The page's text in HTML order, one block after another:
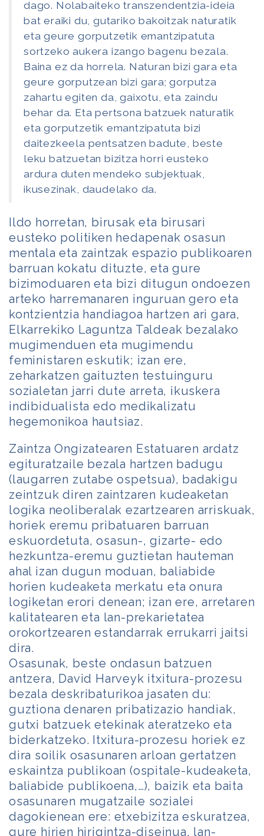
dago. Nolabaiteko transzendentzia-ideia
bat eraiki du, gutariko bakoitzak naturatik
eta geure gorputzetik emantzipatuta
sortzeko aukera izango bagenu bezala.
Baina ez da horrela. Naturan bizi gara eta
geure gorputzean bizi gara; gorputza
zahartu egiten da, gaixotu, eta zaindu
behar da. Eta pertsona batzuek naturatik
eta gorputzetik emantzipatuta bizi
daitezkeela pentsatzen badute, beste
leku batzuetan bizitza horri eusteko
ardura duten mendeko subjektuak,
ikusezinak, daudelako da.
Ildo horretan, birusak eta birusari
eusteko politiken hedapenak osasun
mentala eta zaintzak espazio publikoaren
barruan kokatu dituzte, eta gure
bizimoduaren eta bizi ditugun ondoezen
arteko harremanaren inguruan gero eta
kontzientzia handiagoa hartzen ari gara,
Elkarrekiko Laguntza Taldeak bezalako
mugimenduen eta mugimendu
feministaren eskutik; izan ere,
zeharkatzen gaituzten testuinguru
sozialetan jarri dute arreta, ikuskera
indibidualista edo medikalizatu
hegemonikoa hautsiaz.
Zaintza Ongizatearen Estatuaren ardatz
egituratzaile bezala hartzen badugu
(laugarren zutabe ospetsua), badakigu
zeintzuk diren zaintzaren kudeaketan
logika neoliberalak ezartzearen arriskuak,
horiek eremu pribatuaren barruan
eskuordetuta, osasun-, gizarte- edo
hezkuntza-eremu guztietan hauteman
ahal izan dugun moduan, baliabide
horien kudeaketa merkatu eta onura
logiketan erori denean; izan ere, arretaren
kalitatearen eta lan-prekarietatea
orokortzearen estandarrak errukarri jaitsi
dira.
Osasunak, beste ondasun batzuen
antzera, David Harveyk itxitura-prozesu
bezala deskribaturikoa jasaten du:
guztiona denaren pribatizazio handiak,
gutxi batzuek etekinak ateratzeko eta
biderkatzeko. Itxitura-prozesu horiek ez
dira soilik osasunaren arloan gertatzen
eskaintza publikoan (ospitale-kudeaketa,
baliabide publikoena,…), baizik eta baita
osasunaren mugatzaile sozialei
dagokienean ere: etxebizitza eskuratzea,
gure hirien hirigintza-diseinua, lan-